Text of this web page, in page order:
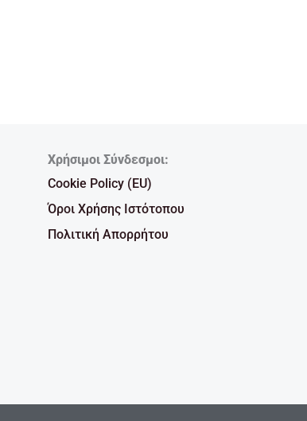
Χρήσιμοι Σύνδεσμοι:
Cookie Policy (EU)
Όροι Χρήσης Ιστότοπου
Πολιτική Απορρήτου